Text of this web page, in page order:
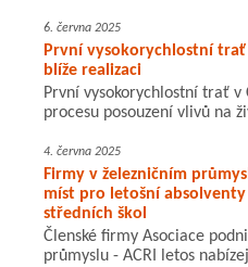
6. června 2025
První vysokorychlostní trať
blíže realizaci
První vysokorychlostní trať v
procesu posouzení vlivů na
4. června 2025
Firmy v železničním
míst pro letošní
středních škol
Členské firmy Asociace
průmyslu - ACRI letos